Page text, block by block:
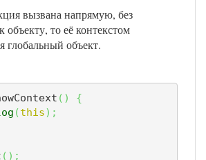
вызвана напрямую, без
объекту, то её контекстом
глобальный объект.
( )
{
(this) ;
( ) ;